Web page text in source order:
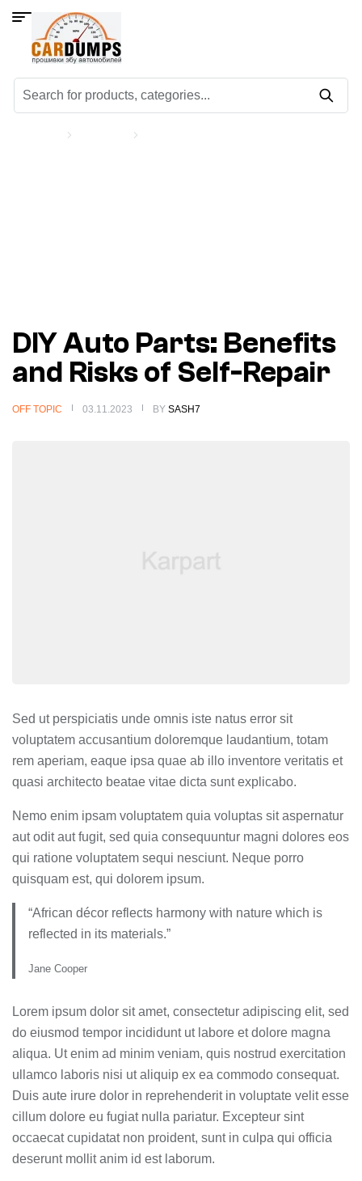
DIY Auto Parts: Benefits
and Risks of Self-Repair
OFF TOPIC 03.11.2023 BY SASH7
Sed ut perspiciatis unde omnis iste natus error sit
voluptatem accusantium doloremque laudantium, totam
rem aperiam, eaque ipsa quae ab illo inventore veritatis et
quasi architecto beatae vitae dicta sunt explicabo.
Nemo enim ipsam voluptatem quia voluptas sit aspernatur
aut odit aut fugit, sed quia consequuntur magni dolores eos
qui ratione voluptatem sequi nesciunt. Neque porro
quisquam est, qui dolorem ipsum.
“African décor reflects harmony with nature which is
reflected in its materials.”
Jane Cooper
Lorem ipsum dolor sit amet, consectetur adipiscing elit, sed
do eiusmod tempor incididunt ut labore et dolore magna
aliqua. Ut enim ad minim veniam, quis nostrud exercitation
ullamco laboris nisi ut aliquip ex ea commodo consequat.
Duis aute irure dolor in reprehenderit in voluptate velit esse
cillum dolore eu fugiat nulla pariatur. Excepteur sint
occaecat cupidatat non proident, sunt in culpa qui officia
deserunt mollit anim id est laborum.